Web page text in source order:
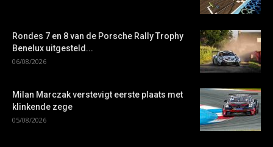
Rondes 7 en 8 van de Porsche Rally Trophy
Benelux uitgesteld...
06/08/2026
Milan Marczak verstevigt eerste plaats met
klinkende zege
05/08/2026